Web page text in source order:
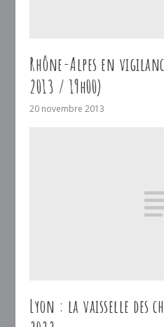
Rhône-Alpes en
2013 / 19h00)
20 novembre 2013
Lyon : la vaisselle des